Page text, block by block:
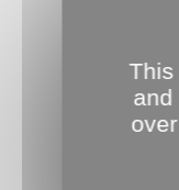
and